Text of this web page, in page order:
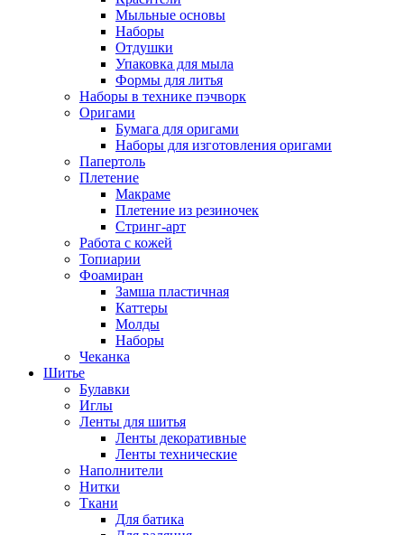
Мыльные основы
Наборы
Отдушки
Упаковка для мыла
Формы для литья
Наборы в технике пэчворк
Оригами
Бумага для оригами
Наборы для изготовления оригами
Папертоль
Плетение
Макраме
Плетение из резиночек
Стринг-арт
Работа с кожей
Топиарии
Фоамиран
Замша пластичная
Каттеры
Молды
Наборы
Чеканка
Шитье
Булавки
Иглы
Ленты для шитья
Ленты декоративные
Ленты технические
Наполнители
Нитки
Ткани
Для батика